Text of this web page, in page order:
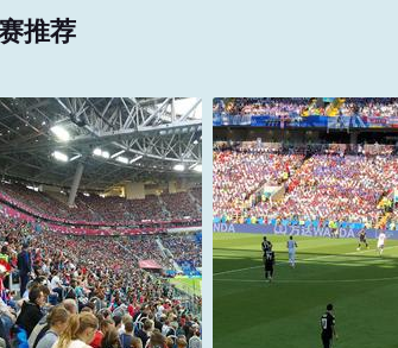
推荐
M96：W85 vs W87
：温哥华/温哥华BC广场
时间：2626-07-07
价格：￥12800起
洛杉矶天使 vs 纽约
地点：阿纳海姆/天使
时间：2026-09-02
价格：￥0起